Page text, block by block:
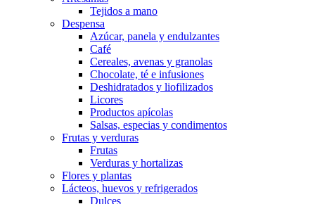
Tejidos a mano
Despensa
Azúcar, panela y endulzantes
Café
Cereales, avenas y granolas
Chocolate, té e infusiones
Deshidratados y liofilizados
Licores
Productos apícolas
Salsas, especias y condimentos
Frutas y verduras
Frutas
Verduras y hortalizas
Flores y plantas
Lácteos, huevos y refrigerados
Dulces